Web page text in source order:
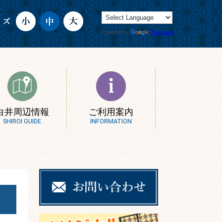
Powered by Translate
井周辺情報
SHIROI GUIDE
ご利用案内
INFORMATION